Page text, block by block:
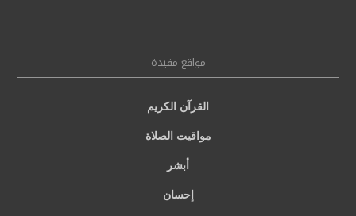
مواقع مفيدة
القرآن الكريم
مواقيت الصلاة
أبشر
إحسان